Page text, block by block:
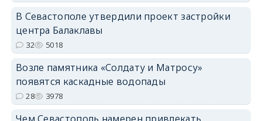
В Севастополе утвердили проект застройки
центра Балаклавы
32 5018
Возле памятника «Солдату и Матросу»
появятся каскадные водопады
28 3978